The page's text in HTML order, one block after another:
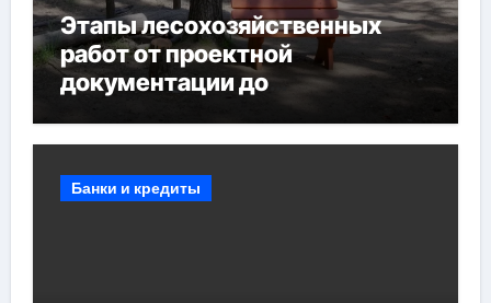
Этапы лесохозяйственных
работ от проектной
документации до
мероприятий и обустройства
Банки и кредиты